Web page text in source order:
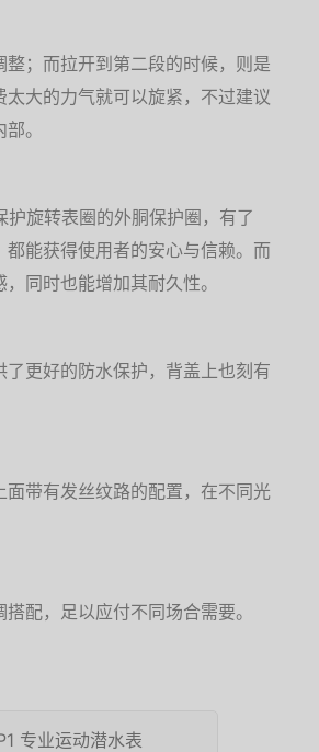
；而拉开到第二段的时候，则是
大的力气就可以旋紧，不过建议
。
旋转表圈的外胴保护圈，有了
能获得使用者的安心与信赖。而
同时也能增加其耐久性。
更好的防水保护，背盖上也刻有
带有发丝纹路的配置，在不同光
配，足以应付不同场合需要。
专业运动潜水表